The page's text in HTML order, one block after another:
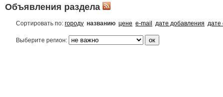
Объявления раздела
Сортировать по: городу названию цене e-mail дате добавления дате
Выберите регион: